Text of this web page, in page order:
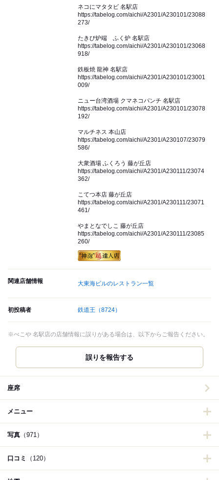
ネコにマタタビ 名駅店
https://tabelog.com/aichi/A2301/A230101/23088
273/
たきび炉端 ふく炉 名駅店
https://tabelog.com/aichi/A2301/A230101/23068
918/
鉄板焼 龍神 名駅店
https://tabelog.com/aichi/A2301/A230101/23001
009/
ニュー台湾酒場 クマネコパンチ 名駅店
https://tabelog.com/aichi/A2301/A230101/23078
192/
マルチネス 本山店
https://tabelog.com/aichi/A2301/A230107/23079
586/
大衆酒場 ふくろう 藤が丘店
https://tabelog.com/aichi/A2301/A230111/23074
362/
こてつ本店 藤が丘店
https://tabelog.com/aichi/A2301/A230111/23071
461/
やまとなでしこ 藤が丘店
https://tabelog.com/aichi/A2301/A230111/23085
260/
関連店舗情報 大東海ビルのレストラン一覧
初投稿者 鉄道王 （8724）
※べこや 名駅店の店舗情報に誤りがある場合は、以下からご報告ください。
誤りを報告する
座席
メニュー
写真 （971）
口コミ （120）